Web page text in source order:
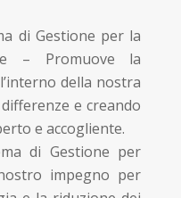
di Gestione per la
– Promuove la
della nostra
e creando
e accogliente.
di Gestione per
impegno per